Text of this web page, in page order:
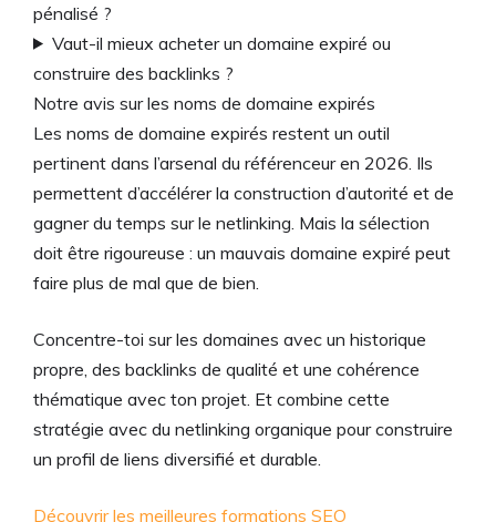
pénalisé ?
Vaut-il mieux acheter un domaine expiré ou
construire des backlinks ?
Notre avis sur les noms de domaine expirés
Les noms de domaine expirés restent un outil
pertinent dans l’arsenal du référenceur en 2026. Ils
permettent d’accélérer la construction d’autorité et de
gagner du temps sur le netlinking. Mais la sélection
doit être rigoureuse : un mauvais domaine expiré peut
faire plus de mal que de bien.
Concentre-toi sur les domaines avec un historique
propre, des backlinks de qualité et une cohérence
thématique avec ton projet. Et combine cette
stratégie avec du netlinking organique pour construire
un profil de liens diversifié et durable.
Découvrir les meilleures formations SEO